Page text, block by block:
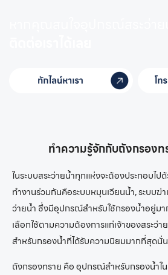
ทำความรู้จักกับถังกรองท
ในระบบสระว่ายน้ำทุกแห่งจะต้องประกอบไ
ทำงานร่วมกันคือระบบหมุนเวียนน้ำ, ระบบฆ่า
ว่ายน้ำ ซึ่งมีอุปกรณ์สำหรับใช้กรองน้ำอยู่มา
เลือกใช้ตามความต้องการแก่เจ้าของสระว่
สำหรับกรองน้ำที่ได้รับความนิยมมากที่สุดนั่
ถังกรองทราย คือ อุปกรณ์สำหรับกรองน้ำใน